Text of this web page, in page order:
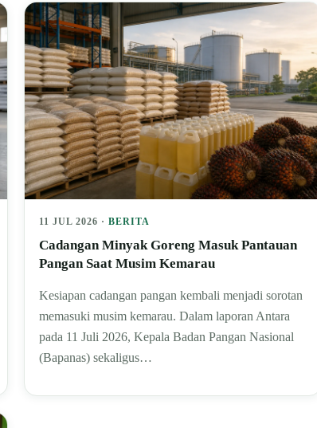
11 JUL 2026 ·BERITA
Cadangan Minyak Goreng Masuk Pantauan
Pangan Saat Musim Kemarau
Kesiapan cadangan pangan kembali menjadi sorotan
memasuki musim kemarau. Dalam laporan Antara
pada 11 Juli 2026, Kepala Badan Pangan Nasional
(Bapanas) sekaligus…